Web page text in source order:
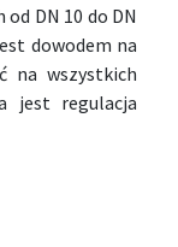
DN 10 do DN
dowodem na
na wszystkich
jest regulacja